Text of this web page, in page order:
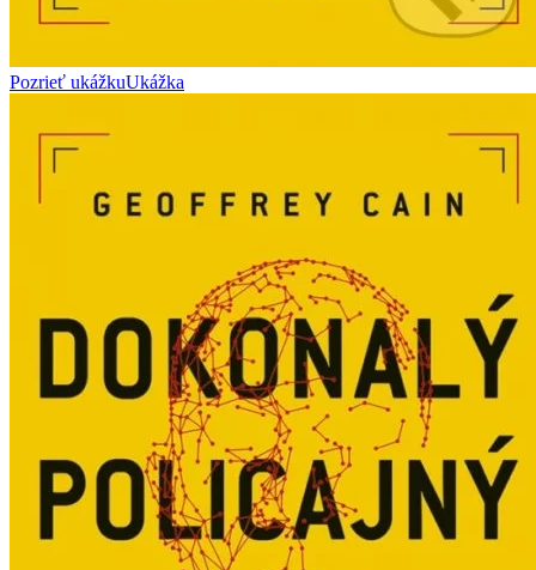
Pozrieť ukážkuUkážka